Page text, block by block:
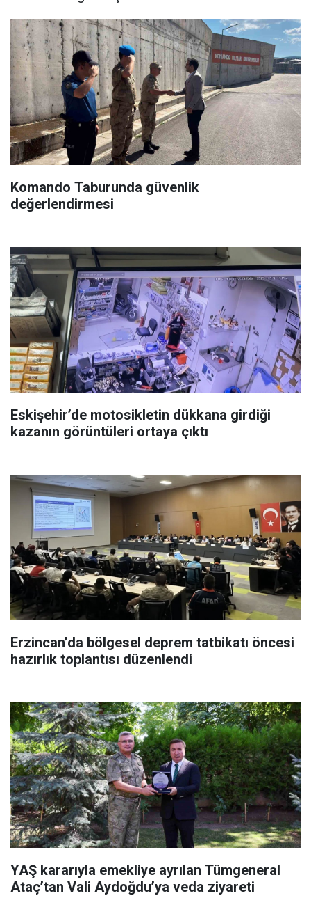
Komando Taburunda güvenlik
değerlendirmesi
Eskişehir’de motosikletin dükkana girdiği
kazanın görüntüleri ortaya çıktı
Erzincan’da bölgesel deprem tatbikatı öncesi
hazırlık toplantısı düzenlendi
YAŞ kararıyla emekliye ayrılan Tümgeneral
Ataç’tan Vali Aydoğdu’ya veda ziyareti